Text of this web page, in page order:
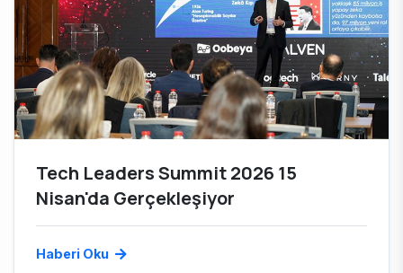
Tech Leaders Summit 2026 15
Nisan'da Gerçekleşiyor
Haberi Oku